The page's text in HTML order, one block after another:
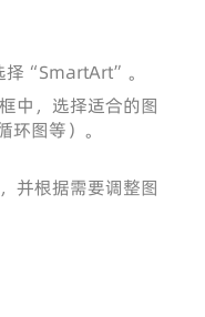
“SmartArt”。
中，选择适合的图
图等）。
并根据需要调整图